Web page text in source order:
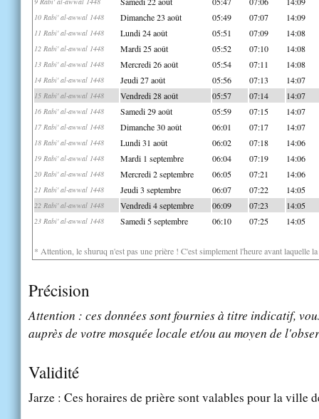
10 Rabi' al-awwal 1448 Dimanche 23 août 05:49 07:07 14:09
11 Rabi' al-awwal 1448 Lundi 24 août 05:51 07:09 14:08
12 Rabi' al-awwal 1448 Mardi 25 août 05:52 07:10 14:08
13 Rabi' al-awwal 1448 Mercredi 26 août 05:54 07:11 14:08
14 Rabi' al-awwal 1448 Jeudi 27 août 05:56 07:13 14:07
15 Rabi' al-awwal 1448 Vendredi 28 août 05:57 07:14 14:07
16 Rabi' al-awwal 1448 Samedi 29 août 05:59 07:15 14:07
17 Rabi' al-awwal 1448 Dimanche 30 août 06:01 07:17 14:07
18 Rabi' al-awwal 1448 Lundi 31 août 06:02 07:18 14:06
19 Rabi' al-awwal 1448 Mardi 1 septembre 06:04 07:19 14:06
20 Rabi' al-awwal 1448 Mercredi 2 septembre 06:05 07:21 14:06
21 Rabi' al-awwal 1448 Jeudi 3 septembre 06:07 07:22 14:05
22 Rabi' al-awwal 1448 Vendredi 4 septembre 06:09 07:23 14:05
23 Rabi' al-awwal 1448 Samedi 5 septembre 06:10 07:25 14:05
* Attention, le shuruq n'est pas une prière ! C'est simplement l'heure avant laquelle
Précision
Attention : ces données sont fournies à titre indicatif,
auprès de votre mosquée locale et/ou au moyen de
Validité
Jarze : Ces horaires de prière sont valables pour la ville